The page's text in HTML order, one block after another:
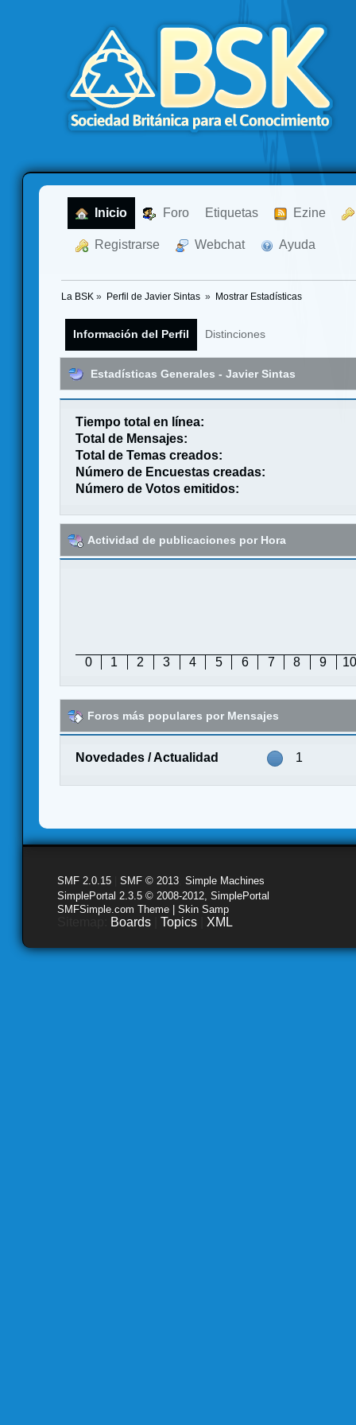
Inicio Foro Etiquetas Ezine
Registrarse Webchat Ayuda
La BSK » Perfil de Javier Sintas » Mostrar Estadísticas
Información del Perfil Distinciones
Estadísticas Generales - Javier Sintas
Tiempo total en línea:
Total de Mensajes:
Total de Temas creados:
Número de Encuestas creadas:
Número de Votos emitidos:
Actividad de publicaciones por Hora
0 1 2 3 4 5 6 7 8 9 10
Foros más populares por Mensajes
Novedades / Actualidad 1
SMF 2.0.15 SMF © 2013 Simple Machines
SimplePortal 2.3.5 © 2008-2012, SimplePortal
SMFSimple.com Theme | Skin Samp
Boards Topics XML